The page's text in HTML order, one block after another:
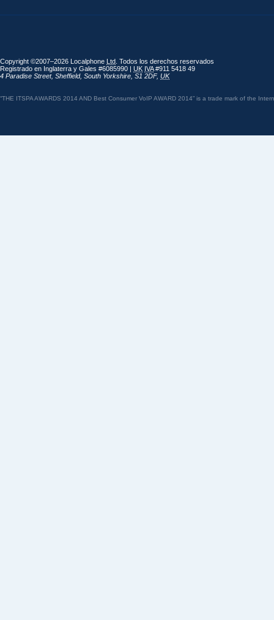
Copyright ©2007–2026 Localphone Ltd . Todos los derechos reservados
Registrado en Inglaterra y Gales #6085990 | UK IVA#911 5418 49
4 Paradise Street, Sheffield, South Yorkshire S1 2DF, UK
“THE ITSPA AWARDS 2014 AND Best Consumer VoIP AWARD 2014” is a trade mark of the